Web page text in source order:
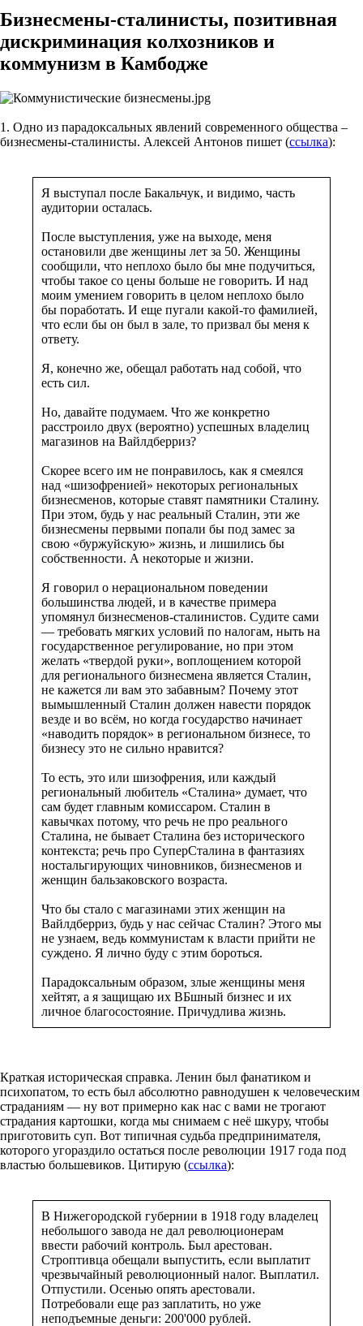
Бизнесмены-сталинисты, позитивная
дискриминация колхозников и
коммунизм в Камбодже
1. Одно из парадоксальных явлений современного общества –
бизнесмены-сталинисты. Алексей Антонов пишет (ссылка):
Я выступал после Бакальчук, и видимо, часть
аудитории осталась.
После выступления, уже на выходе, меня
остановили две женщины лет за 50. Женщины
сообщили, что неплохо было бы мне подучиться,
чтобы такое со цены больше не говорить. И над
моим умением говорить в целом неплохо было
бы поработать. И еще пугали какой-то фамилией,
что если бы он был в зале, то призвал бы меня к
ответу.
Я, конечно же, обещал работать над собой, что
есть сил.
Но, давайте подумаем. Что же конкретно
расстроило двух (вероятно) успешных владелиц
магазинов на Вайлдберриз?
Скорее всего им не понравилось, как я смеялся
над «шизофренией» некоторых региональных
бизнесменов, которые ставят памятники Сталину.
При этом, будь у нас реальный Сталин, эти же
бизнесмены первыми попали бы под замес за
свою «буржуйскую» жизнь, и лишились бы
собственности. А некоторые и жизни.
Я говорил о нерациональном поведении
большинства людей, и в качестве примера
упомянул бизнесменов-сталинистов. Судите сами
— требовать мягких условий по налогам, ныть на
государственное регулирование, но при этом
желать «твердой руки», воплощением которой
для регионального бизнесмена является Сталин,
не кажется ли вам это забавным? Почему этот
вымышленный Сталин должен навести порядок
везде и во всём, но когда государство начинает
«наводить порядок» в региональном бизнесе, то
бизнесу это не сильно нравится?
То есть, это или шизофрения, или каждый
региональный любитель «Сталина» думает, что
сам будет главным комиссаром. Сталин в
кавычках потому, что речь не про реального
Сталина, не бывает Сталина без исторического
контекста; речь про СуперСталина в фантазиях
ностальгирующих чиновников, бизнесменов и
женщин бальзаковского возраста.
Что бы стало с магазинами этих женщин на
Вайлдберриз, будь у нас сейчас Сталин? Этого мы
не узнаем, ведь коммунистам к власти прийти не
суждено. Я лично буду с этим бороться.
Парадоксальным образом, злые женщины меня
хейтят, а я защищаю их ВБшный бизнес и их
личное благосостояние. Причудлива жизнь.
Краткая историческая справка. Ленин был фанатиком и
психопатом, то есть был абсолютно равнодушен к человеческим
страданиям — ну вот примерно как нас с вами не трогают
страдания картошки, когда мы снимаем с неё шкуру, чтобы
приготовить суп. Вот типичная судьба предпринимателя,
которого угораздило остаться после революции 1917 года под
властью большевиков. Цитирую (ссылка):
В Нижегородской губернии в 1918 году владелец
небольшого завода не дал революционерам
ввести рабочий контроль. Был арестован.
Строптивца обещали выпустить, если выплатит
чрезвычайный революционный налог. Выплатил.
Отпустили. Осенью опять арестовали.
Потребовали еще раз заплатить, но уже
неподъемные деньги: 200'000 рублей.